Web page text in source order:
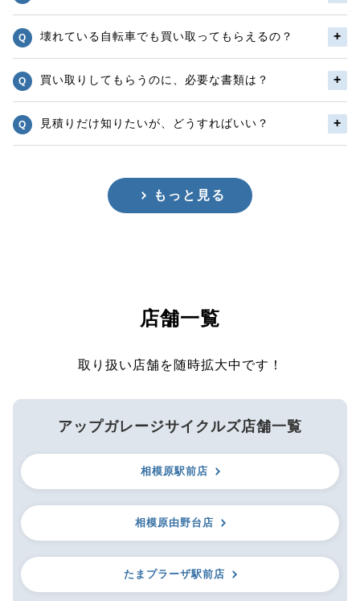
壊れている自転車でも買い取ってもらえるの？
買い取りしてもらうのに、必要な書類は？
見積りだけ知りたいが、どうすればいい？
もっと見る
店舗一覧
取り扱い店舗を随時拡大中です！
アップガレージサイクルズ店舗一覧
相模原駅前店
相模原由野台店
たまプラーザ駅前店